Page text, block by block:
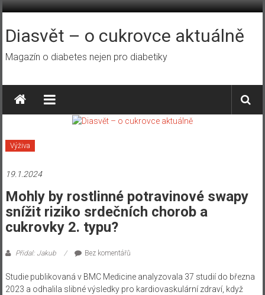
Přeskočit
obsah
Diasvět – o cukrovce aktuálně
Magazín o diabetes nejen pro diabetiky
Výživa
19.1.2024
Mohly by rostlinné potravinové swapy
snížit riziko srdečních chorob a
cukrovky 2. typu?
Přidal: Jakub Bez komentářů
Studie publikovaná v BMC Medicine analyzovala 37 studií do března
2023 a odhalila slibné výsledky pro kardiovaskulární zdraví, když